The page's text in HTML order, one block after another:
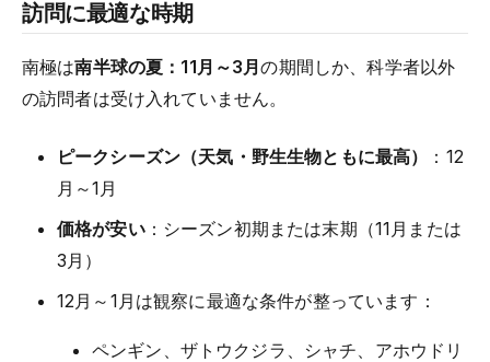
訪問に最適な時期
南極は南半球の夏：11月～3月の期間しか、科学者以外
の訪問者は受け入れていません。
ピークシーズン（天気・野生生物ともに最高）
：12
月～1月
価格が安い：シーズン初期または末期（11月または
3月）
12月～1月は観察に最適な条件が整っています：
ペンギン、ザトウクジラ、シャチ、アホウドリ